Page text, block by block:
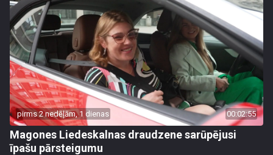
pirms 2 nedēļām, 1 dienas 00:02:55
Magones Liedeskalnas draudzene sarūpējusi
īpašu pārsteigumu